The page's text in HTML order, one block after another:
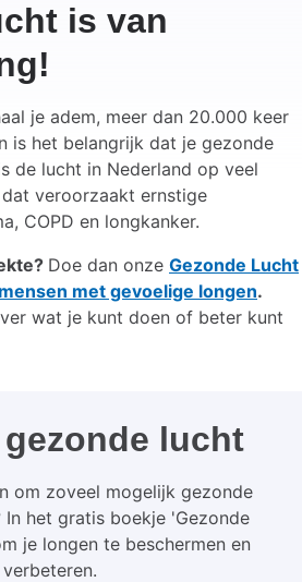
is van
je adem, meer dan 20.000 keer
is het belangrijk dat je gezonde
de lucht in Nederland op veel
veroorzaakt ernstige
COPD en longkanker.
Doe dan onze Gezonde Lucht
met gevoelige longen.
wat je kunt doen of beter kunt
lucht
om zoveel mogelijk gezonde
In het gratis boekje 'Gezonde
je longen te beschermen en